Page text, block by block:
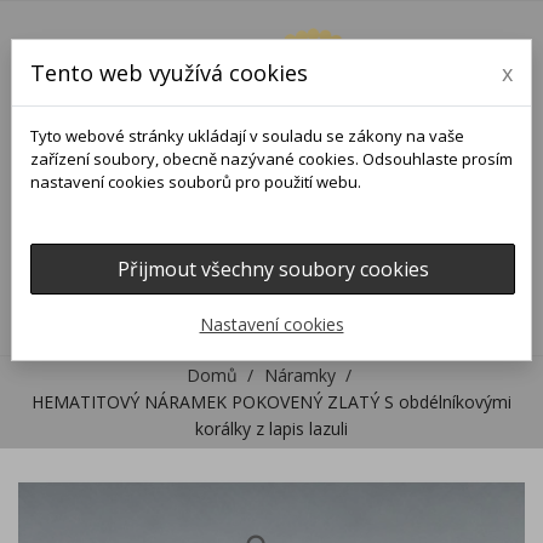
Domů
Náramky
HEMATITOVÝ NÁRAMEK POKOVENÝ ZLATÝ S obdélníkovými
korálky z lapis lazuli
Tento web využívá cookies x
Tyto webové stránky ukládají v souladu se zákony na vaše
zařízení soubory, obecně nazývané cookies. Odsouhlaste prosím
nastavení cookies souborů pro použití webu.
Přijmout všechny soubory cookies
Nastavení cookies